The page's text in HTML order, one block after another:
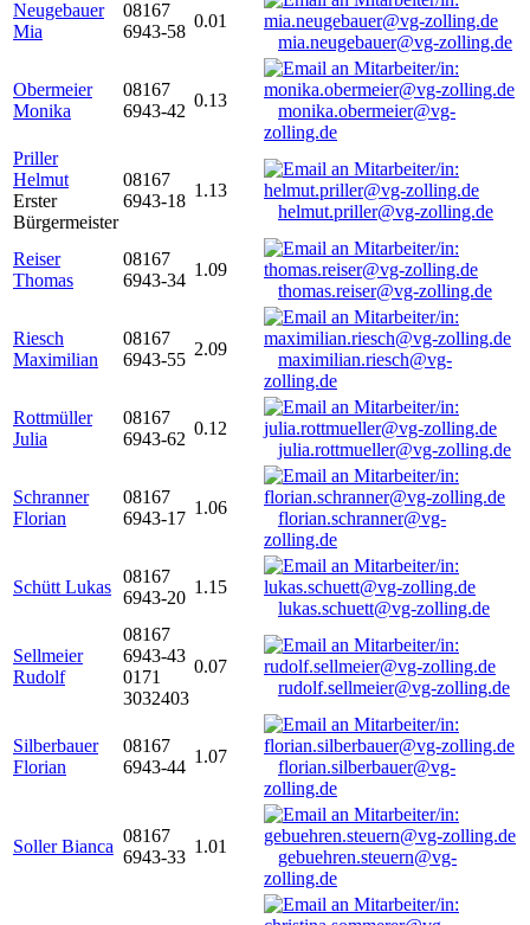
Neugebauer
Mia
08167
6943-58
0.01
mia.neugebauer@vg-zolling.de
Obermeier
Monika
08167
6943-42
0.13
monika.obermeier@vg-
zolling.de
Priller
Helmut
Erster
Bürgermeister
08167
6943-18
1.13
helmut.priller@vg-zolling.de
Reiser
Thomas
08167
6943-34
1.09
thomas.reiser@vg-zolling.de
Riesch
Maximilian
08167
6943-55
2.09
maximilian.riesch@vg-
zolling.de
Rottmüller
Julia
08167
6943-62
0.12
julia.rottmueller@vg-zolling.de
Schranner
Florian
08167
6943-17
1.06
florian.schranner@vg-
zolling.de
Schütt Lukas
08167
6943-20
1.15
lukas.schuett@vg-zolling.de
Sellmeier
Rudolf
08167
6943-43
0171
3032403
0.07
rudolf.sellmeier@vg-zolling.de
Silberbauer
Florian
08167
6943-44
1.07
florian.silberbauer@vg-
zolling.de
Soller Bianca
08167
6943-33
1.01
gebuehren.steuern@vg-
zolling.de